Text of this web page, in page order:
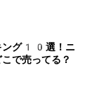
ング10選！ニ
で売ってる？